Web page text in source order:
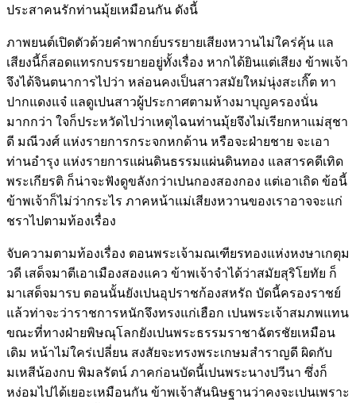
ประสาคนรักท่านมุ้ยเหมือนกัน ดังนี้
ภาพยนต์เปิดตัวด้วยคำพากย์บรรยายเสียงหวานไม่ใคร่คุ้น แล
เสียงนี้ก็สอดแทรกบรรยายอยู่ทั้งเรื่อง หากได้ยินแต่เสียง ข้าพเจ้า
จึงได้จินตนาการไปว่า หล่อนคงเป็นสาวสมัยใหม่นุ่งสะเกิ๊ต ทา
ปากแดงแจ๋ แลดูเปนสาวผู้ประกาศตามห้างมาบุญครองนั่น
มากกว่า ใจก็ประหวัดไปว่าเหตุไฉนท่านมุ้ยจึงไม่เรียกหาแม่สุชา
ดี มณีวงศ์ แห่งรายการกระจกหกด้าน หรือจะฝ่ายชาย จะเอา
ท่านอำรุง แห่งรายการแผ่นดินธรรมแผ่นดินทอง แลสารคดีเทิด
พระเกียรติ ก็น่าจะฟังดูขลังกว่าเปนกองสองกอง แต่เอาเถิด ข้อนี้
ข้าพเจ้าก็ไม่ว่ากระไร ภาคหน้าแม่เสียงหวานของเราอาจจะแก่
ชราไปตามท้องเรื่อง
จับความตามท้องเรื่อง ตอนพระเจ้ามณเฑียรทองแห่งหงษาเกตุม
วดี เสด็จมาตีเอาเมืองสองแคว ข้าพเจ้าจำได้ว่าสมัยสุริโยทัย ก็
มาเสด็จมารบ ตอนนั้นยังเปนอุปราชก้องสหรัถ บัดนี้ครองราชย์
แล้วท่าจะว่าราชการหนักจึงทรงแก่เฮือก เปนพระเจ้าสมภพแทน
ขณะที่ทางฝ่ายพิษณุโลกยังเปนพระธรรมราชาฉัตรชัยเหมือน
เดิม หน้าไม่ใคร่เปลี่ยน สงสัยจะทรงพระเกษมสำราญดี ผิดกับ
มเหสีน้องกบ พิมลรัตน์ ภาคก่อนบัดนี้เปนพระนางปวีนา ซึ่งก็
หง่อมไปได้เยอะเหมือนกัน ข้าพเจ้าสันนิษฐานว่าคงจะเปนเพราะ